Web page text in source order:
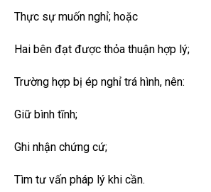
Thực sự muốn nghỉ; hoặc
Hai bên đạt được thỏa thuận hợp lý;
Trường hợp bị ép nghỉ trá hình, nên:
Giữ bình tĩnh;
Ghi nhận chứng cứ;
Tìm tư vấn pháp lý khi cần.